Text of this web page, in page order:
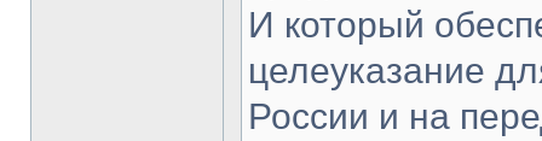
И который
целеуказание
России и на